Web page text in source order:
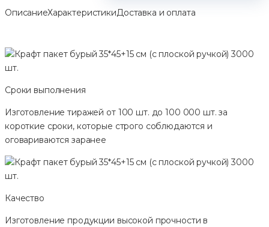
ОписаниеХарактеристикиДоставка и оплата
Сроки выполнения
Изготовление тиражей от 100 шт. до 100 000 шт. за
короткие сроки, которые строго соблюдаются и
оговариваются заранее
Качество
Изготовление продукции высокой прочности в